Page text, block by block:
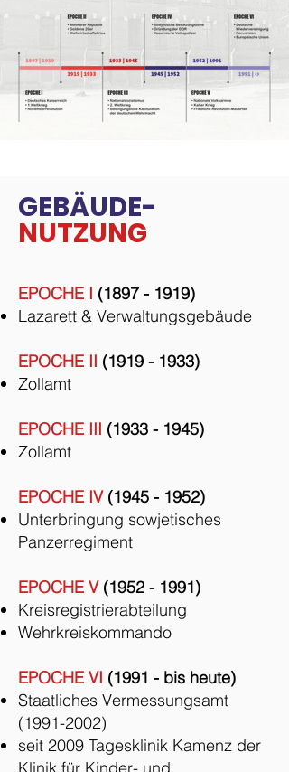
GEBÄUDE-
NUTZUNG
EPOCHE I (1897 - 1919)
Lazarett & Verwaltungsgebäude
EPOCHE II (1919 - 1933)
Zollamt
EPOCHE III (1933 - 1945)
Zollamt
EPOCHE IV (1945 - 1952)
Unterbringung sowjetisches
Panzerregiment
EPOCHE V (1952 - 1991)
Kreisregistrierabteilung
Wehrkreiskommando
EPOCHE VI (1991 - bis heute)
Staatliches Vermessungsamt
(1991-2002)
seit 2009 Tagesklinik Kamenz der